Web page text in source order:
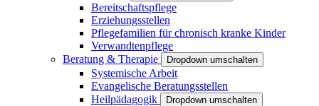
Bereitschaftspflege
Erziehungsstellen
Pflegefamilien für chronisch kranke Kinder
Verwandtenpflege
Beratung & Therapie
Dropdown umschalten
Systemische Arbeit
Evangelische Beratungsstellen
Heilpädagogik
Dropdown umschalten